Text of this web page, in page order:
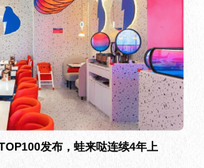
发布，蛙来哒连续4年上